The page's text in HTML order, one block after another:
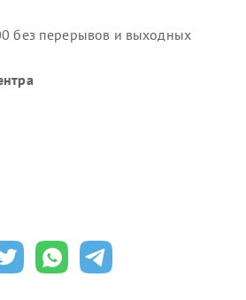
без перерывов и выходных